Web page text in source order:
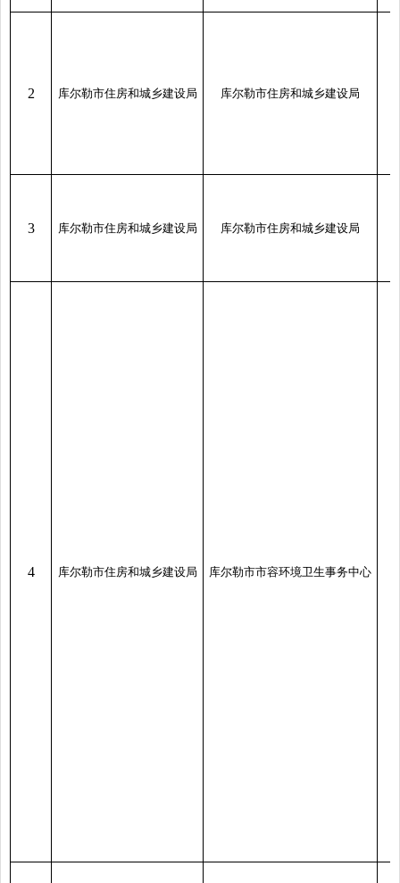
2 库尔勒市住房和城乡建设局 库尔勒市住房和城乡建设局
3 库尔勒市住房和城乡建设局 库尔勒市住房和城乡建设局
4 库尔勒市住房和城乡建设局 库尔勒市市容环境卫生事务中心